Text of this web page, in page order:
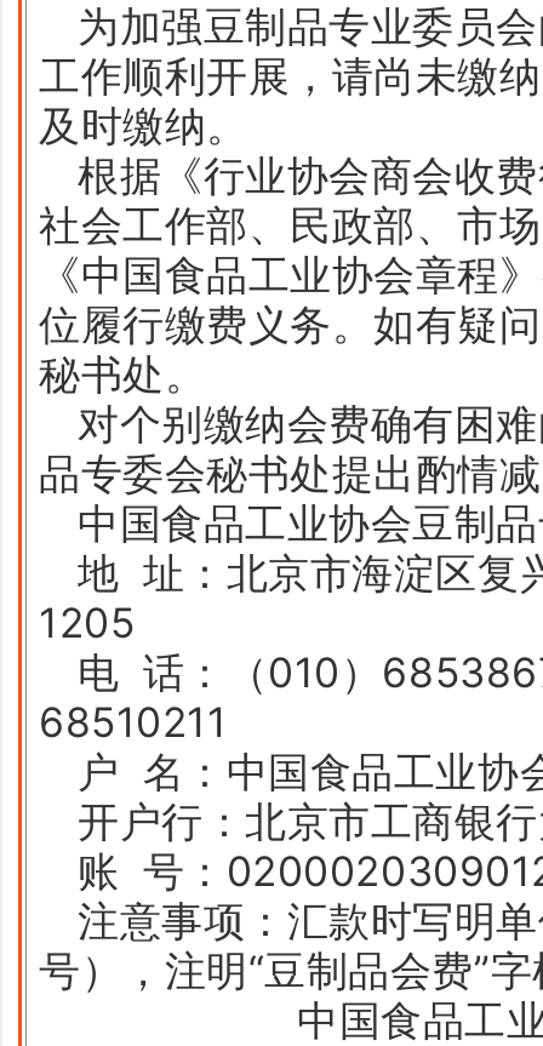
为加强豆制品专业委员
工作顺利开展，请尚未缴
及时缴纳。
根据《行业协会商会收
社会工作部、民政部、市
《中国食品工业协会章程
位履行缴费义务。如有疑
秘书处。
对个别缴纳会费确有困
品专委会秘书处提出酌情
中国食品工业协会豆制
地 址：北京市海淀区复
1205
电 话：（010）
68510211
户 名：中国食品工业协
开户行：北京市工商银
账 号：
注意事项：汇款时写明
号），注明“豆制品会费”
中国食品工业协